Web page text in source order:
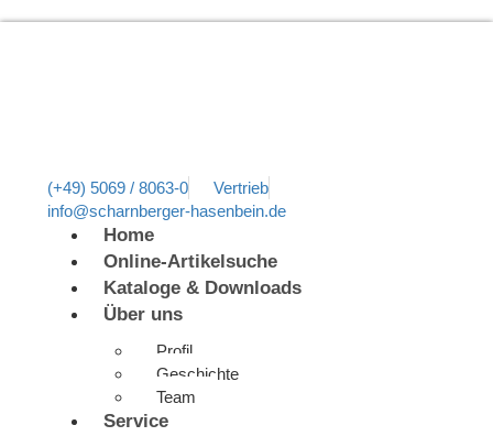
(+49) 5069 / 8063-0
Vertrieb
info@scharnberger-hasenbein.de
Home
Online-Artikelsuche
Kataloge & Downloads
Über uns
Profil
Geschichte
Team
Service